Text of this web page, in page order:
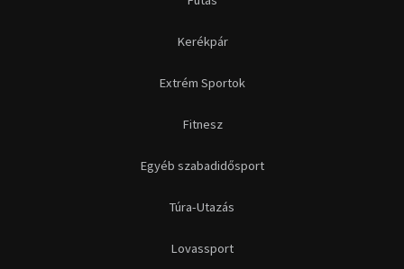
Kerékpár
Extrém Sportok
Fitnesz
Egyéb szabadidősport
Túra-Utazás
Lovassport